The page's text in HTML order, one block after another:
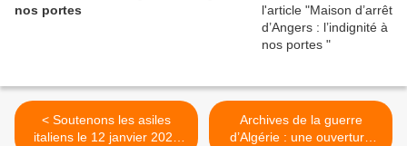
nos portes
< Soutenons les asiles
italiens le 12 janvier 2022
Archives de la guerre
d’Algérie : une ouverture